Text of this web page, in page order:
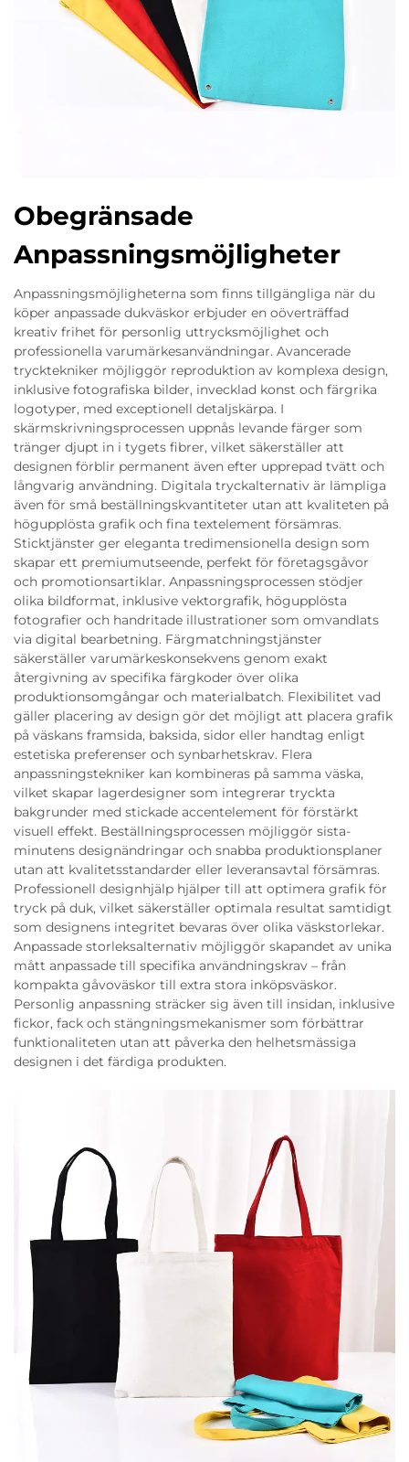
Obegränsade
Anpassningsmöjligheter
Anpassningsmöjligheterna som finns tillgängliga när du
köper anpassade dukväskor erbjuder en oöverträffad
kreativ frihet för personlig uttrycksmöjlighet och
professionella varumärkesanvändningar. Avancerade
trycktekniker möjliggör reproduktion av komplexa design,
inklusive fotografiska bilder, invecklad konst och färgrika
logotyper, med exceptionell detaljskärpa. I
skärmskrivningsprocessen uppnås levande färger som
tränger djupt in i tygets fibrer, vilket säkerställer att
designen förblir permanent även efter upprepad tvätt och
långvarig användning. Digitala tryckalternativ är lämpliga
även för små beställningskvantiteter utan att kvaliteten på
högupplösta grafik och fina textelement försämras.
Sticktjänster ger eleganta tredimensionella design som
skapar ett premiumutseende, perfekt för företagsgåvor
och promotionsartiklar. Anpassningsprocessen stödjer
olika bildformat, inklusive vektorgrafik, högupplösta
fotografier och handritade illustrationer som omvandlats
via digital bearbetning. Färgmatchningstjänster
säkerställer varumärkeskonsekvens genom exakt
återgivning av specifika färgkoder över olika
produktionsomgångar och materialbatch. Flexibilitet vad
gäller placering av design gör det möjligt att placera grafik
på väskans framsida, baksida, sidor eller handtag enligt
estetiska preferenser och synbarhetskrav. Flera
anpassningstekniker kan kombineras på samma väska,
vilket skapar lagerdesigner som integrerar tryckta
bakgrunder med stickade accentelement för förstärkt
visuell effekt. Beställningsprocessen möjliggör sista-
minutens designändringar och snabba produktionsplaner
utan att kvalitetsstandarder eller leveransavtal försämras.
Professionell designhjälp hjälper till att optimera grafik för
tryck på duk, vilket säkerställer optimala resultat samtidigt
som designens integritet bevaras över olika väskstorlekar.
Anpassade storleksalternativ möjliggör skapandet av unika
mått anpassade till specifika användningskrav – från
kompakta gåvoväskor till extra stora inköpsväskor.
Personlig anpassning sträcker sig även till insidan, inklusive
fickor, fack och stängningsmekanismer som förbättrar
funktionaliteten utan att påverka den helhetsmässiga
designen i det färdiga produkten.